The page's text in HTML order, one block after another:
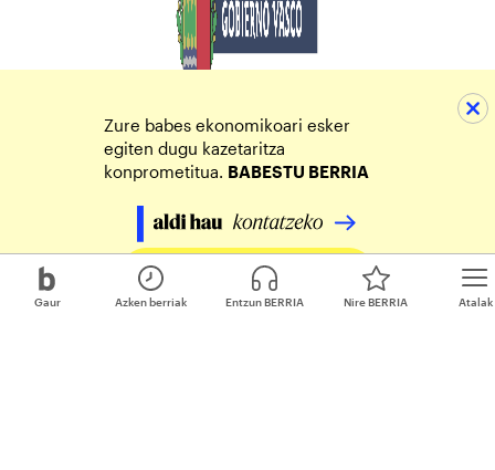
Gaur Atalak
Azken berriak Entzun BERRIA Nire BERRIA
Zure babes ekonomikoari esker
egiten dugu kazetaritza
konprometitua. BABESTU BERRIA
Egin zure ekarpena